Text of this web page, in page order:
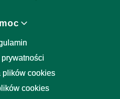
prywatności
plików cookies
cookies